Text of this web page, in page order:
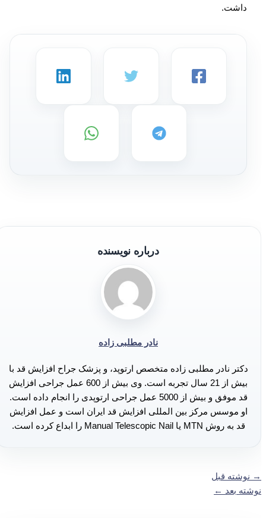
داشت.
درباره نویسنده
نادر مطلبی زاده
دکتر نادر مطلبی زاده متخصص ارتوپد، و پزشک جراح افزایش قد با
بیش از 21 سال تجربه است. وی بیش از 600 عمل جراحی افزایش
قد موفق و بیش از 5000 عمل جراحی ارتوپدی را انجام داده است.
او موسس مرکز بین المللی افزایش قد ایران است و عمل افزایش
قد به روش MTN یا Manual Telescopic Nail را ابداع کرده است.
→نوشته قبل
نوشته بعد←